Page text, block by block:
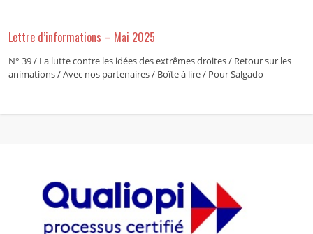
Lettre d’informations – Mai 2025
N° 39 / La lutte contre les idées des extrêmes droites / Retour sur les
animations / Avec nos partenaires / Boîte à lire / Pour Salgado